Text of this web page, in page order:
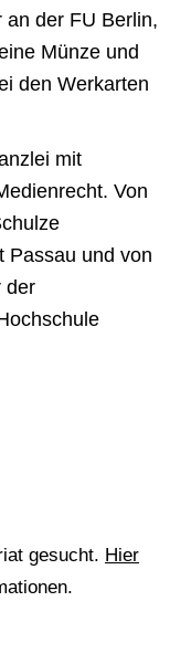
der FU Berlin,
Münze und
den Werkarten
mit
Von
Passau und von
der
gesucht. Hier